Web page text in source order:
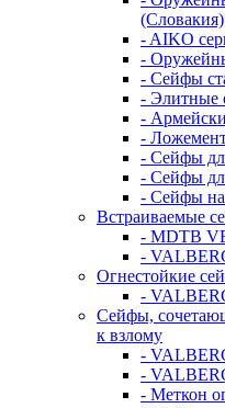
(Словакия)
- AIKO
-
- Сейфы
- Элитные
-
-
- Сейфы
- Сейфы
- Сейфы
Встраиваемые
- MDTB
-
Огнестойкие
-
Сейфы,
к взлому
-
-
- Меткон